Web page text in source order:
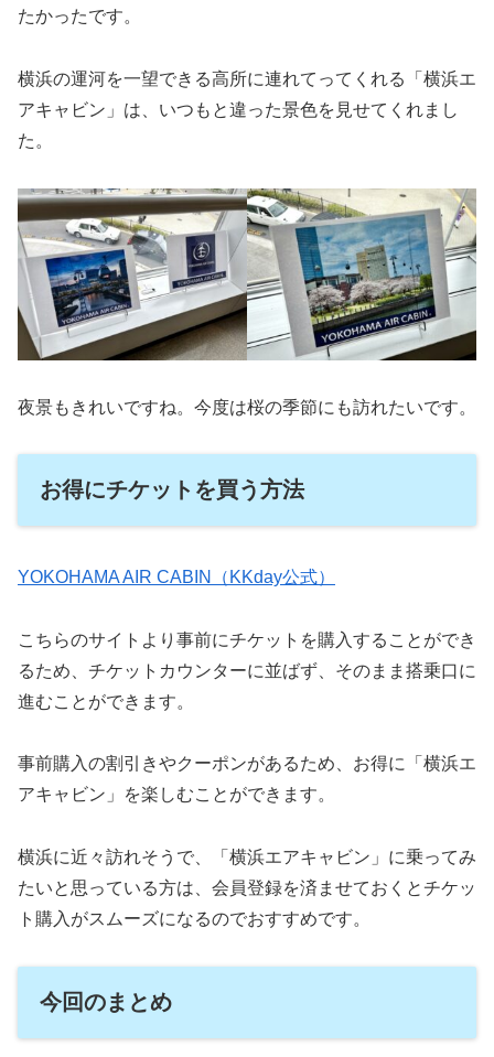
たかったです。
横浜の運河を一望できる高所に連れてってくれる「横浜エ
アキャビン」は、いつもと違った景色を見せてくれまし
た。
夜景もきれいですね。今度は桜の季節にも訪れたいです。
お得にチケットを買う方法
YOKOHAMA AIR CABIN（KKday公式）
こちらのサイトより事前にチケットを購入することができ
るため、チケットカウンターに並ばず、そのまま搭乗口に
進むことができます。
事前購入の割引きやクーポンがあるため、お得に「横浜エ
アキャビン」を楽しむことができます。
横浜に近々訪れそうで、「横浜エアキャビン」に乗ってみ
たいと思っている方は、会員登録を済ませておくとチケッ
ト購入がスムーズになるのでおすすめです。
今回のまとめ